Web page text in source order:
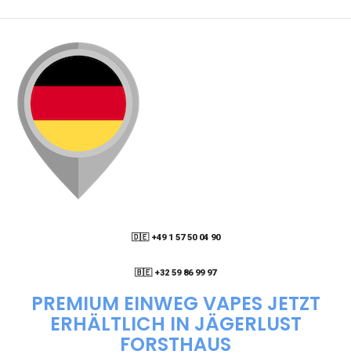
🇩🇪 +49 1 57 50 04 90
🇧🇪 +32 59 86 99 97
PREMIUM EINWEG VAPES JETZT
ERHÄLTLICH IN JÄGERLUST
FORSTHAUS